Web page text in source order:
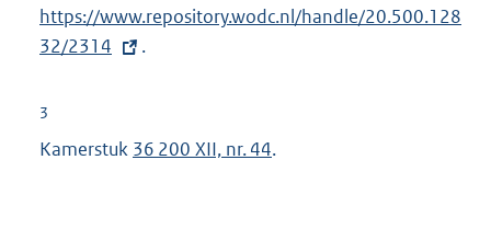
n
x
https://www.repository.wodc.nl/handle/20.500.128
32/2314
.
3
Kamerstuk 36 200 XII, nr. 44.